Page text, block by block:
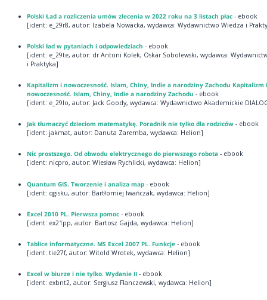
Polski Ład a rozliczenia umów zlecenia w 2022 roku na 3 listach płac- ebook
[ident: e_29r8, autor: Izabela Nowacka, wydawca: Wydawnictwo Wiedza i
Polski ład w pytaniach i odpowiedziach - ebook
[ident: e_29te, autor: dr Antoni Kolek, Oskar Sobolewski, wydawca:
i Praktyka]
Kapitalizm i nowoczesność. Islam, Chiny, Indie a narodziny Zachodu Kapitalizm i
nowoczesność. Islam, Chiny, Indie a narodziny Zachodu - ebook
[ident: e_29lo, autor: Jack Goody, wydawca: Wydawnictwo Akademickie
Jak tłumaczyć dzieciom matematykę. Poradnik nie tylko dla rodziców- ebook
[ident: jakmat, autor: Danuta Zaremba, wydawca: Helion]
Nic prostszego. Od obwodu elektrycznego do pierwszego robota- ebook
[ident: nicpro, autor: Wiesław Rychlicki, wydawca: Helion]
Quantum GIS. Tworzenie i analiza map- ebook
[ident: qgisku, autor: Bartłomiej Iwańczak, wydawca: Helion]
Excel 2010 PL. Pierwsza pomoc- ebook
[ident: ex21pp, autor: Bartosz Gajda, wydawca: Helion]
Tablice informatyczne. MS Excel 2007 PL. Funkcje- ebook
[ident: tie27f, autor: Witold Wrotek, wydawca: Helion]
Excel w biurze i nie tylko. Wydanie II- ebook
[ident: exbnt2, autor: Sergiusz Flanczewski, wydawca: Helion]